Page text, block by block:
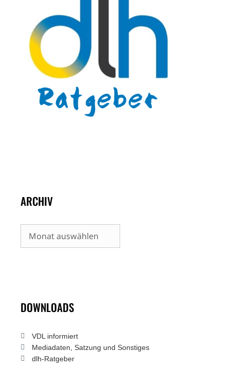
ARCHIV
Archiv
DOWNLOADS
VDL informiert
Mediadaten, Satzung und Sonstiges
dlh-Ratgeber